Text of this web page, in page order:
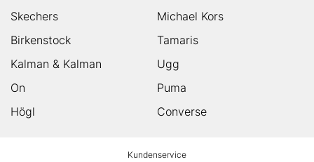
Skechers
Michael Kors
Birkenstock
Tamaris
Kalman & Kalman
Ugg
On
Puma
Högl
Converse
Kundenservice